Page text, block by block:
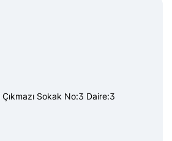
Sokak No:3 Daire:3